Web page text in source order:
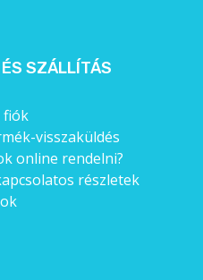
SZÁLLÍTÁS
fiók
visszaküldés
online rendelni?
részletek